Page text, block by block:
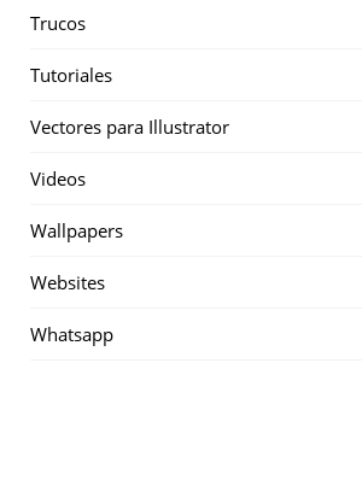
Trucos
Tutoriales
Vectores para Illustrator
Videos
Wallpapers
Websites
Whatsapp